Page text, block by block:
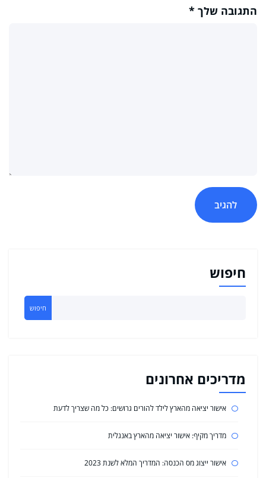
התגובה שלך *
חיפוש
חיפוש
מדריכים אחרונים
אישור יציאה מהארץ לילד להורים גרושים: כל מה שצריך לדעת
מדריך מקיף: אישור יציאה מהארץ באנגלית
אישור ייצוג מס הכנסה: המדריך המלא לשנת 2023